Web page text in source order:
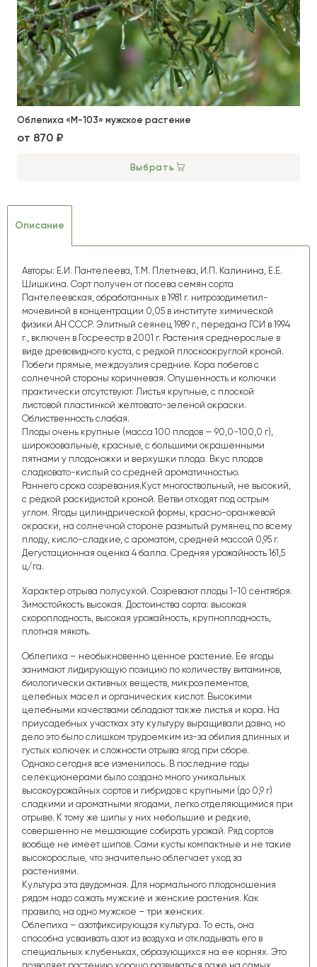
Описание
Авторы: Е.И. Пантелеева, Т.М. Плетнева, И.П. Калинина, Е.Е.
Шишкина. Сорт получен от посева семян сорта
Пантелеевская, обработанных в 1981 г. нитрозодиметил-
мочевиной в концентрации 0,05 в институте химической
физики АН СССР. Элитный сеянец 1989 г., передана ГСИ в 1994
г., включен в Госреестр в 2001 г. Растения среднерослые в
виде древовидного куста, с редкой плоскоокруглой кроной.
Побеги прямые, междоузлия средние. Кора побегов с
солнечной стороны коричневая. Опушенность и колючки
практически отсутствуют. Листья крупные, с плоской
листовой пластинкой желтовато-зеленой окраски.
Облиственность слабая.
Плоды очень крупные (масса 100 плодов — 90,0-100,0 г),
широкоовальные, красные, с большими окрашенными
пятнами у плодоножки и верхушки плода. Вкус плодов
сладковато-кислый со средней ароматичностью.
Раннего срока созревания.Куст многоствольный, не высокий,
с редкой раскидистой кроной. Ветви отходят под острым
углом. Ягоды цилиндрической формы, красно-оранжевой
окраски, на солнечной стороне размытый румянец по всему
плоду, кисло-сладкие, с ароматом, средней массой 0,95 г.
Дегустационная оценка 4 балла. Средняя урожайность 161,5
ц/га.
Характер отрыва полусухой. Созревают плоды 1-10 сентября.
Зимостойкость высокая. Достоинства сорта: высокая
скороплодность, высокая урожайность, крупноплодность,
плотная мякоть.
Облепиха – необыкновенно ценное растение. Ее ягоды
занимают лидирующую позицию по количеству витаминов,
биологически активных веществ, микроэлементов,
целебных масел и органических кислот. Высокими
целебными качествами обладают также листья и кора. На
приусадебных участках эту культуру выращивали давно, но
дело это было слишком трудоемким из-за обилия длинных и
густых колючек и сложности отрыва ягод при сборе.
Однако сегодня все изменилось. В последние годы
селекционерами было создано много уникальных
высокоурожайных сортов и гибридов с крупными (до 0,9 г)
сладкими и ароматными ягодами, легко отделяющимися при
отрыве. К тому же шипы у них небольшие и редкие,
совершенно не мешающие собирать урожай. Ряд сортов
вообще не имеет шипов. Сами кусты компактные и не такие
высокорослые, что значительно облегчает уход за
растениями.
Культура эта двудомная. Для нормального плодоношения
рядом надо сажать мужские и женские растения. Как
правило, на одно мужское – три женских.
Облепиха – азотфиксирующая культура. То есть, она
способна усваивать азот из воздуха и откладывать его в
специальных клубеньках, образующихся на ее корнях. Это
Облепиха «М-103» мужское растение
от 870 ₽
Выбрать